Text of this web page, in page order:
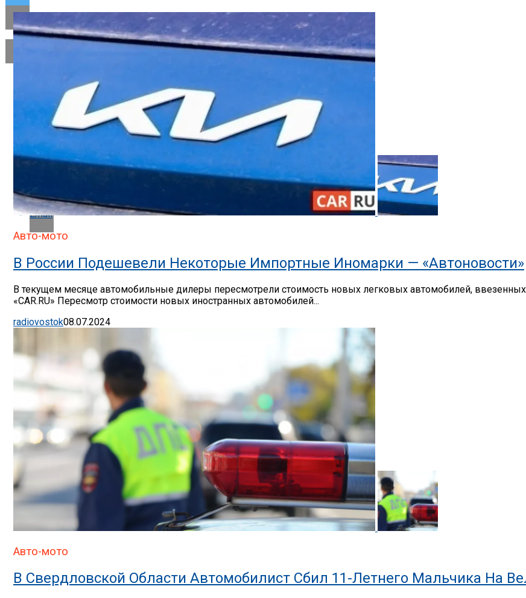
Pinterest
Whatsapp
Email
Авто-мото
В России Подешевели Некоторые Импортные Иномарки — «Автоновости»
В текущем месяце автомобильные дилеры пересмотрели стоимость новых легковых автомобилей, ввезенных
«CAR.RU» Пересмотр стоимости новых иностранных автомобилей...
radiovostok08.07.2024
Авто-мото
В Свердловской Области Автомобилист Сбил 11-Летнего Мальчика На